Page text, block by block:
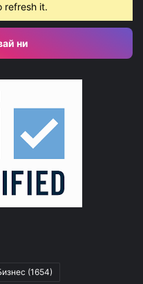
refresh it.
ни
(1654)